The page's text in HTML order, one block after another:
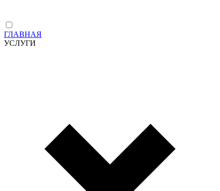
ГЛАВНАЯ
УСЛУГИ